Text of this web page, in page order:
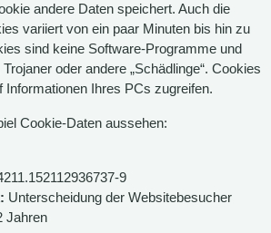
andere Daten speichert. Auch die
variiert von ein paar Minuten bis hin zu
sind keine Software-Programme und
oder andere „Schädlinge“. Cookies
Informationen Ihres PCs zugreifen.
Cookie-Daten aussehen:
9
Unterscheidung der Websitebesucher
Jahren